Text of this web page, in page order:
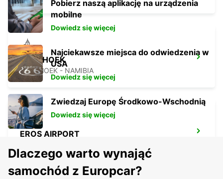
WINDHOEK
WINDHOEK - NAMIBIA
EROS AIRPORT
Pobierz naszą aplikację na urządzenia
mobilne
Dowiedz się więcej
Najciekawsze miejsca do odwiedzenia w
USA
Dowiedz się więcej
Zwiedzaj Europę Środkowo-Wschodnią
Dowiedz się więcej
Dlaczego warto wynająć
samochód z Europcar?